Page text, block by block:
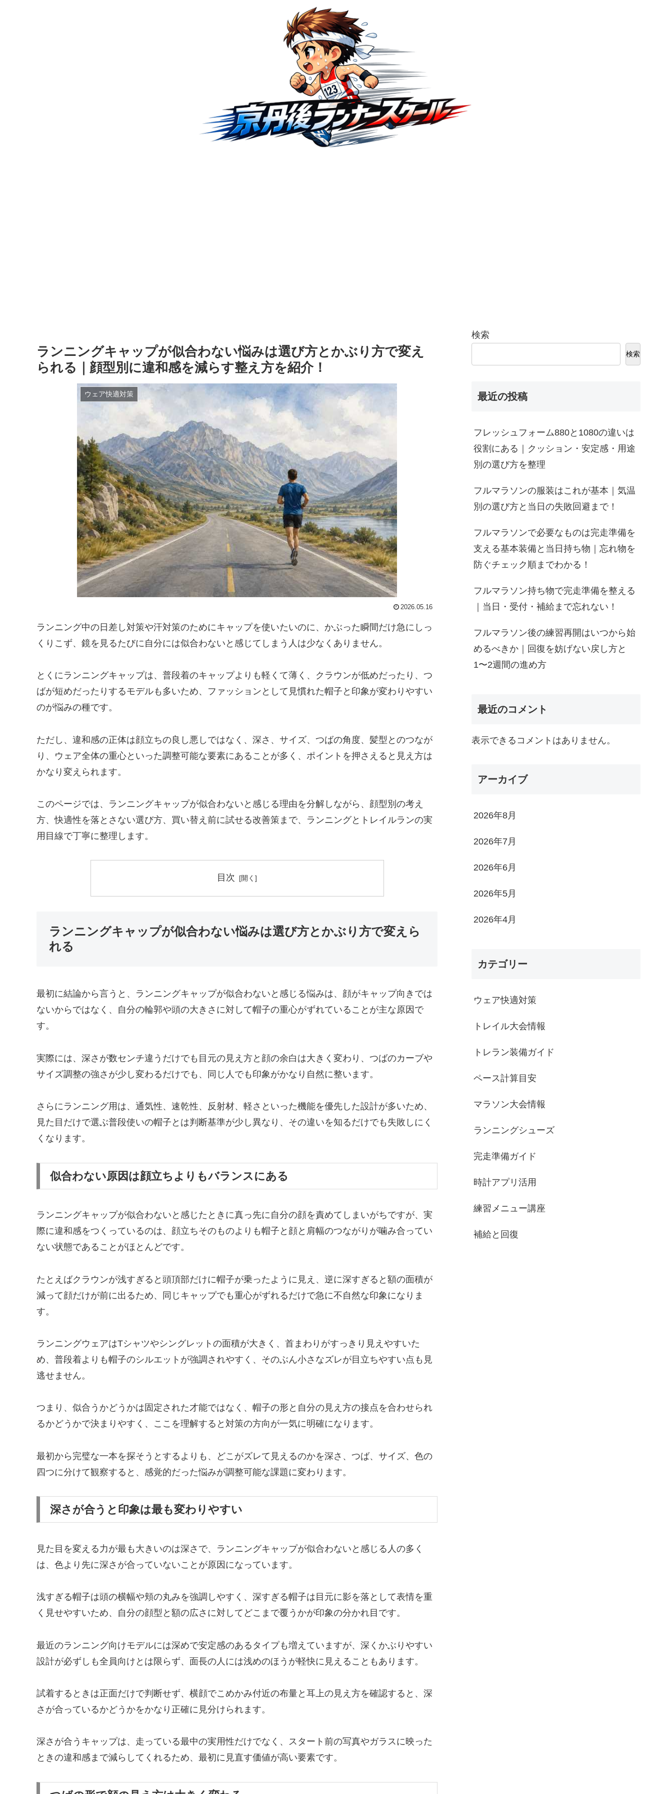
ランニングキャップが似合わない悩みは選び方とかぶり方で変え
られる｜顔型別に違和感を減らす整え方を紹介！
ウェア快適対策
2026.05.16
ランニング中の日差し対策や汗対策のためにキャップを使いたいのに、かぶった瞬間だけ急にしっ
くりこず、鏡を見るたびに自分には似合わないと感じてしまう人は少なくありません。
とくにランニングキャップは、普段着のキャップよりも軽くて薄く、クラウンが低めだったり、つ
ばが短めだったりするモデルも多いため、ファッションとして見慣れた帽子と印象が変わりやすい
のが悩みの種です。
ただし、違和感の正体は顔立ちの良し悪しではなく、深さ、サイズ、つばの角度、髪型とのつなが
り、ウェア全体の重心といった調整可能な要素にあることが多く、ポイントを押さえると見え方は
かなり変えられます。
このページでは、ランニングキャップが似合わないと感じる理由を分解しながら、顔型別の考え
方、快適性を落とさない選び方、買い替え前に試せる改善策まで、ランニングとトレイルランの実
用目線で丁寧に整理します。
目次
ランニングキャップが似合わない悩みは選び方とかぶり方で変えら
れる
最初に結論から言うと、ランニングキャップが似合わないと感じる悩みは、顔がキャップ向きでは
ないからではなく、自分の輪郭や頭の大きさに対して帽子の重心がずれていることが主な原因で
す。
実際には、深さが数センチ違うだけでも目元の見え方と顔の余白は大きく変わり、つばのカーブや
サイズ調整の強さが少し変わるだけでも、同じ人でも印象がかなり自然に整います。
さらにランニング用は、通気性、速乾性、反射材、軽さといった機能を優先した設計が多いため、
見た目だけで選ぶ普段使いの帽子とは判断基準が少し異なり、その違いを知るだけでも失敗しにく
くなります。
似合わない原因は顔立ちよりもバランスにある
ランニングキャップが似合わないと感じたときに真っ先に自分の顔を責めてしまいがちですが、実
際に違和感をつくっているのは、顔立ちそのものよりも帽子と顔と肩幅のつながりが噛み合ってい
ない状態であることがほとんどです。
たとえばクラウンが浅すぎると頭頂部だけに帽子が乗ったように見え、逆に深すぎると額の面積が
減って顔だけが前に出るため、同じキャップでも重心がずれるだけで急に不自然な印象になりま
す。
ランニングウェアはTシャツやシングレットの面積が大きく、首まわりがすっきり見えやすいた
め、普段着よりも帽子のシルエットが強調されやすく、そのぶん小さなズレが目立ちやすい点も見
逃せません。
つまり、似合うかどうかは固定された才能ではなく、帽子の形と自分の見え方の接点を合わせられ
るかどうかで決まりやすく、ここを理解すると対策の方向が一気に明確になります。
最初から完璧な一本を探そうとするよりも、どこがズレて見えるのかを深さ、つば、サイズ、色の
四つに分けて観察すると、感覚的だった悩みが調整可能な課題に変わります。
深さが合うと印象は最も変わりやすい
見た目を変える力が最も大きいのは深さで、ランニングキャップが似合わないと感じる人の多く
は、色より先に深さが合っていないことが原因になっています。
浅すぎる帽子は頭の横幅や頬の丸みを強調しやすく、深すぎる帽子は目元に影を落として表情を重
く見せやすいため、自分の顔型と額の広さに対してどこまで覆うかが印象の分かれ目です。
最近のランニング向けモデルには深めで安定感のあるタイプも増えていますが、深くかぶりやすい
設計が必ずしも全員向けとは限らず、面長の人には浅めのほうが軽快に見えることもあります。
試着するときは正面だけで判断せず、横顔でこめかみ付近の布量と耳上の見え方を確認すると、深
さが合っているかどうかをかなり正確に見分けられます。
深さが合うキャップは、走っている最中の実用性だけでなく、スタート前の写真やガラスに映った
ときの違和感まで減らしてくれるため、最初に見直す価値が高い要素です。
検索
検索
最近の投稿
フレッシュフォーム880と1080の違いは
役割にある｜クッション・安定感・用途
別の選び方を整理
フルマラソンの服装はこれが基本｜気温
別の選び方と当日の失敗回避まで！
フルマラソンで必要なものは完走準備を
支える基本装備と当日持ち物｜忘れ物を
防ぐチェック順までわかる！
フルマラソン持ち物で完走準備を整える
｜当日・受付・補給まで忘れない！
フルマラソン後の練習再開はいつから始
めるべきか｜回復を妨げない戻し方と
1〜2週間の進め方
最近のコメント
表示できるコメントはありません。
アーカイブ
2026年8月
2026年7月
2026年6月
2026年5月
2026年4月
カテゴリー
ウェア快適対策
トレイル大会情報
トレラン装備ガイド
ペース計算目安
マラソン大会情報
ランニングシューズ
完走準備ガイド
時計アプリ活用
練習メニュー講座
補給と回復